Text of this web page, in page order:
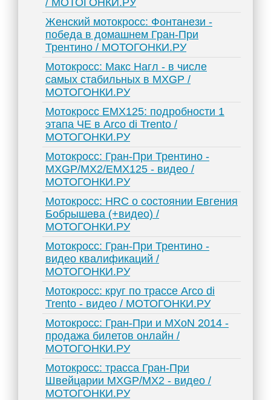
/ МОТОГОНКИ.РУ
Женский мотокросс: Фонтанези -
победа в домашнем Гран-При
Трентино / МОТОГОНКИ.РУ
Мотокросс: Макс Нагл - в числе
самых стабильных в MXGP /
МОТОГОНКИ.РУ
Мотокросс EMX125: подробности 1
этапа ЧЕ в Arco di Trento /
МОТОГОНКИ.РУ
Мотокросс: Гран-При Трентино -
MXGP/MX2/EMX125 - видео /
МОТОГОНКИ.РУ
Мотокросс: HRC о состоянии Евгения
Бобрышева (+видео) /
МОТОГОНКИ.РУ
Мотокросс: Гран-При Трентино -
видео квалификаций /
МОТОГОНКИ.РУ
Мотокросс: круг по трассе Arco di
Trento - видео / МОТОГОНКИ.РУ
Мотокросс: Гран-При и MXoN 2014 -
продажа билетов онлайн /
МОТОГОНКИ.РУ
Мотокросс: трасса Гран-При
Швейцарии MXGP/MX2 - видео /
МОТОГОНКИ.РУ